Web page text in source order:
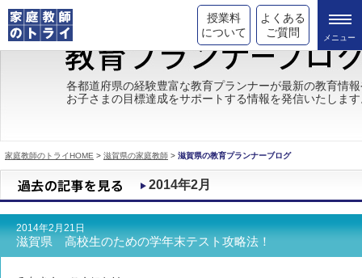
授業料
について
よくある
ご質問
トライの教育理念
成績が上がる理由
都道府県別情報
合格体験談
キャンペーン情報
各都道府県の経験豊富な教育プランナーが最新の教育情
お子さまの目標達成をサポートする情報を発信いたしま
家庭教師のトライHOME > 滋賀県の家庭教師 > 滋賀県の教育プランナーブログ
2014年2月
2014年2月21日
滋賀県 高校生のための学年末テスト攻略法！